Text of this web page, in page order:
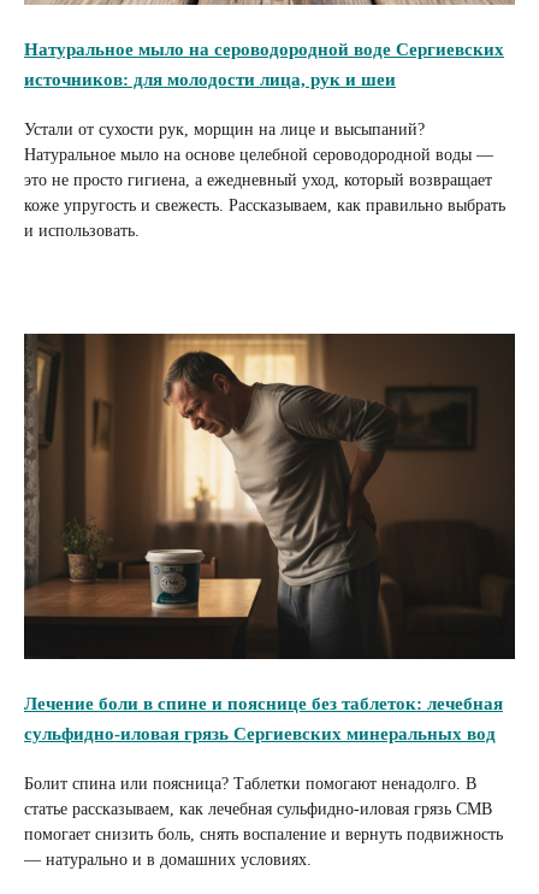
Натуральное мыло на сероводородной воде Сергиевских
источников: для молодости лица, рук и шеи
Устали от сухости рук, морщин на лице и высыпаний?
Натуральное мыло на основе целебной сероводородной воды —
это не просто гигиена, а ежедневный уход, который возвращает
коже упругость и свежесть. Рассказываем, как правильно выбрать
и использовать.
Лечение боли в спине и пояснице без таблеток: лечебная
сульфидно-иловая грязь Сергиевских минеральных вод
Болит спина или поясница? Таблетки помогают ненадолго. В
статье рассказываем, как лечебная сульфидно-иловая грязь СМВ
помогает снизить боль, снять воспаление и вернуть подвижность
— натурально и в домашних условиях.